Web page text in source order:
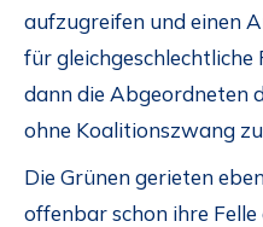
aufzugreifen und einen
für gleichgeschlechtliche
dann die Abgeordneten
ohne Koalitionszwang
Die Grünen gerieten
offenbar schon ihre Felle